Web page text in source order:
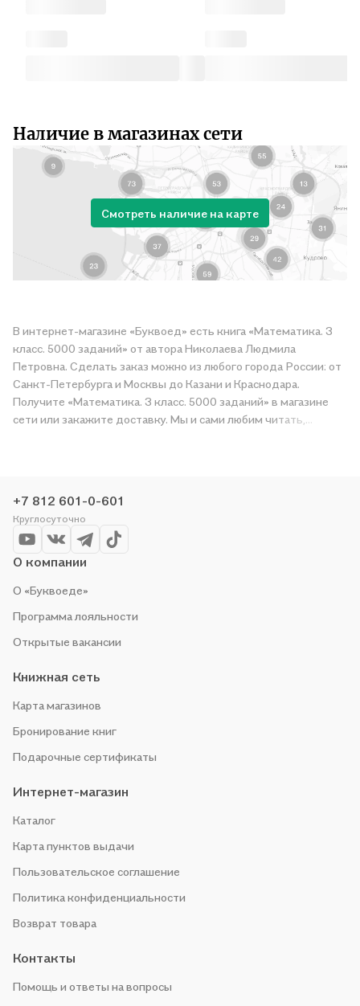
Наличие в магазинах сети
Смотреть наличие на карте
В интернет-магазине «Буквоед» есть книга «Математика. 3
класс. 5000 заданий» от автора Николаева Людмила
Петровна. Сделать заказ можно из любого города России: от
Санкт-Петербурга и Москвы до Казани и Краснодара.
Получите «Математика. 3 класс. 5000 заданий» в магазине
сети или закажите доставку. Мы и сами любим читать,
+7 812 601-0-601
Круглосуточно
О компании
О «Буквоеде»
Программа лояльности
Открытые вакансии
Книжная сеть
Карта магазинов
Бронирование книг
Подарочные сертификаты
Интернет-магазин
Каталог
Карта пунктов выдачи
Пользовательское соглашение
Политика конфиденциальности
Возврат товара
Контакты
Помощь и ответы на вопросы